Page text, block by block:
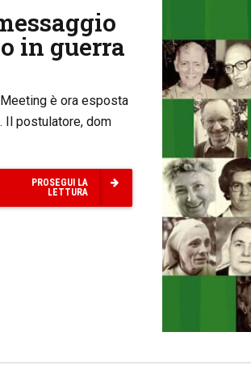
in guerra
è ora esposta
Il postulatore, dom
PROSEGUI LA
LETTURA